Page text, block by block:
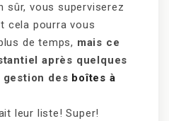
sûr, vous superviserez
cela pourra vous
de temps, mais ce
après quelques
gestion des boîtes à
leur liste! Super!